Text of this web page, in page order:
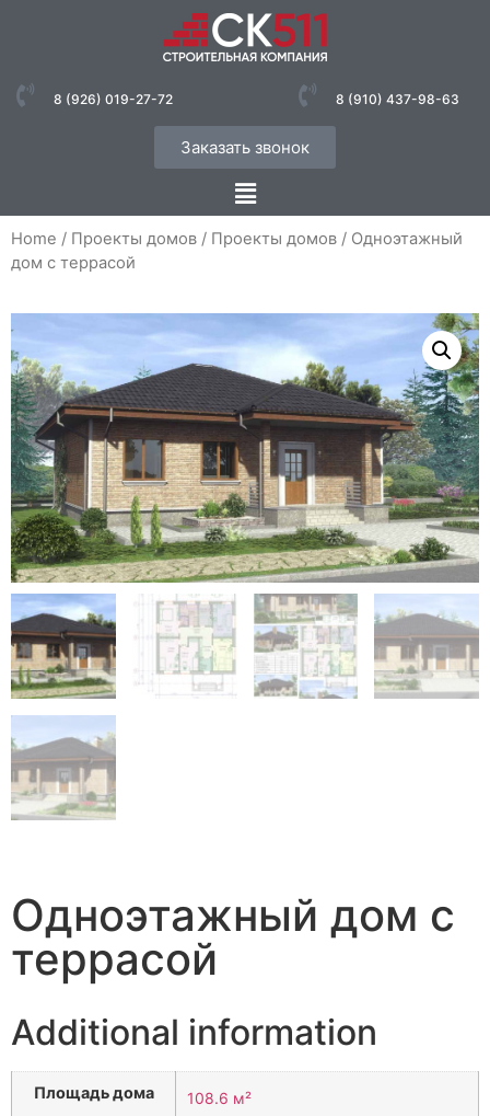
8 (926) 019-27-72 8 (910) 437-98-63
Заказать звонок
Home / Проекты домов / Проекты домов / Одноэтажный
дом с террасой
Одноэтажный дом с
террасой
Additional information
Площадь дома 108.6 м²